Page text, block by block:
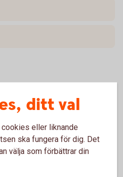
Pension
till fredag 10.00-15.30,
ditt val
cookies eller liknande
ska fungera för dig. Det
välja som förbättrar din